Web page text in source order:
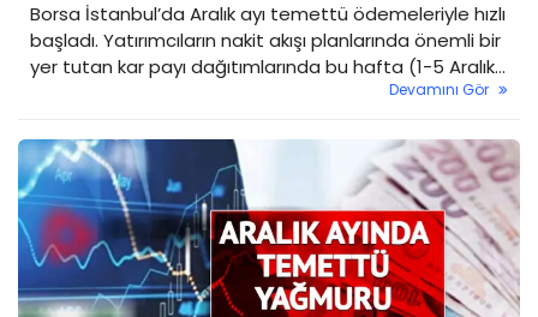
Borsa İstanbul’da Aralık ayı temettü ödemeleriyle hızlı
başladı. Yatırımcıların nakit akışı planlarında önemli bir
yer tutan kar payı dağıtımlarında bu hafta (1-5 Aralık
2025), özellikle Ford Otosan (FROTO) ve Göltaş
Çimento (GOLTS) gibi dikkat çeken şirketler ödeme
yapacak.
Devamını Gör